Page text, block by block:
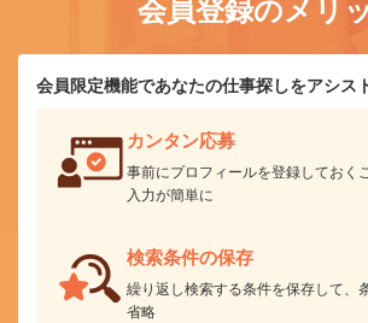
会員登録のメリ
会員限定機能であなたの仕事探しをアシス
カンタン応募
事前にプロフィールを登録しておく
入力が簡単に
検索条件の保存
繰り返し検索する条件を保存して、
省略